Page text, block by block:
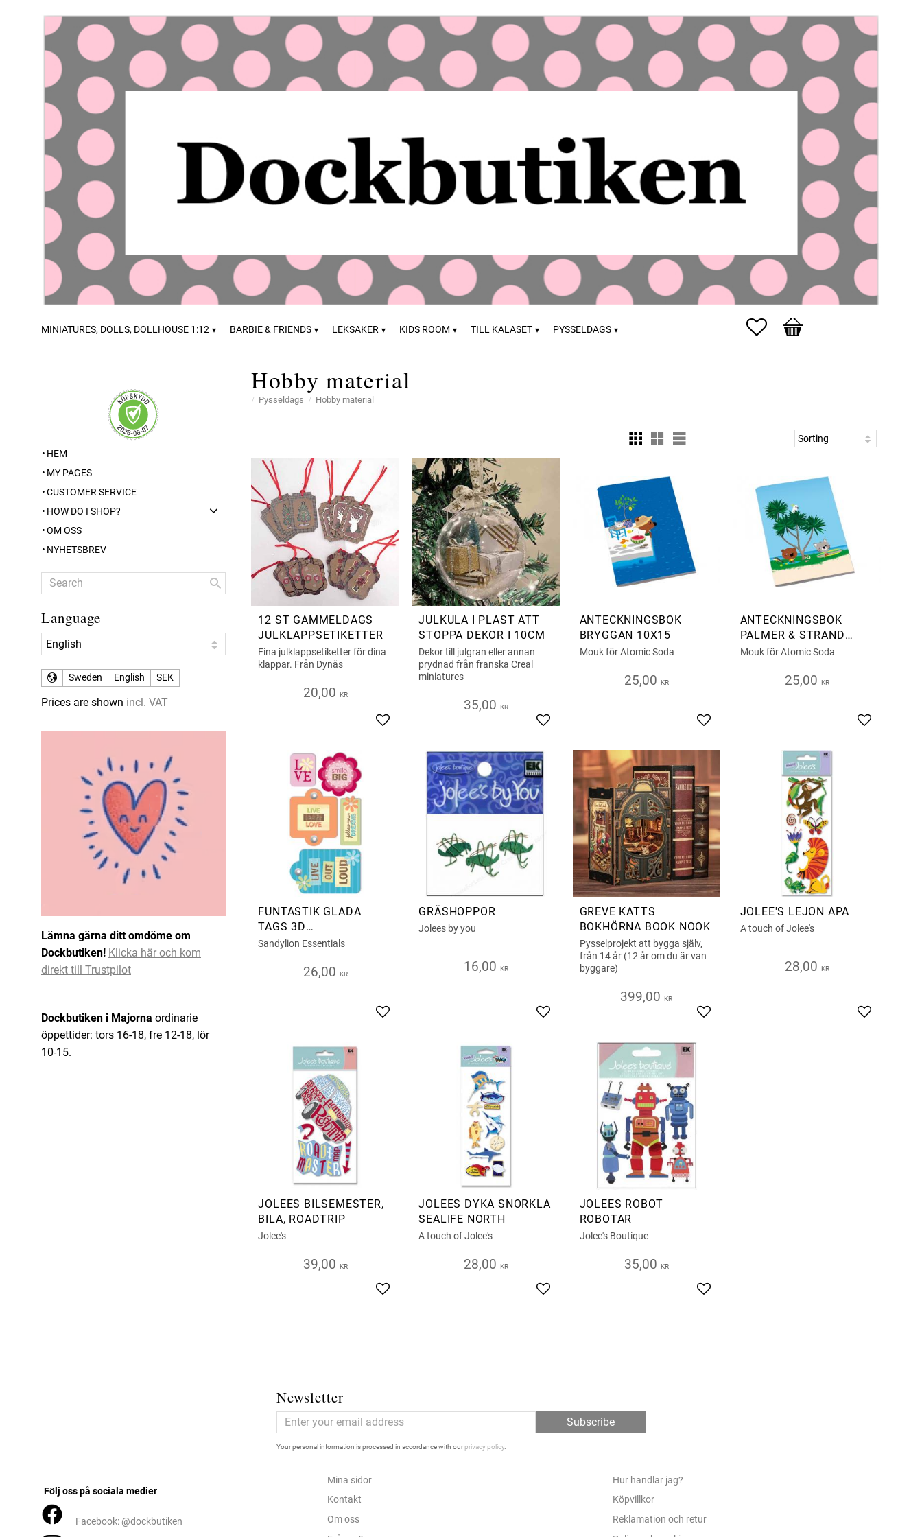
MINIATURES, DOLLS, DOLLHOUSE 1:12 BARBIE & FRIENDS LEKSAKER KIDS ROOM TILL KALASET PYSSELDAGS Favorites
Basket
Hobby material
Pysseldags Hobby material
12 ST GAMMELDAGS
JULKLAPPSETIKETTER
Fina julklappsetiketter för dina
klappar. Från Dynäs
20,00 KR
Add to favorites
JULKULA I PLAST ATT
STOPPA DEKOR I 10CM
Dekor till julgran eller annan
prydnad från franska Creal
miniatures
35,00 KR
Add to favorites
ANTECKNINGSBOK
BRYGGAN 10X15
Mouk för Atomic Soda
25,00 KR
Add to favorites
ANTECKNINGSBOK
PALMER & STRAND
10X15
Mouk för Atomic Soda
25,00 KR
Add to
FUNTASTIK GLADA
TAGS 3D
DEKORATIONER
Sandylion Essentials
26,00 KR
Add to favorites
GRÄSHOPPOR
Jolees by you
16,00 KR
Add to favorites
GREVE KATTS
BOKHÖRNA BOOK NOOK
Pysselprojekt att bygga själv,
från 14 år (12 år om du är van
byggare)
399,00 KR
Add to favorites
JOLEE'S LEJON APA
A touch of Jolee's
28,00 KR
Add to
JOLEES BILSEMESTER,
BILA, ROADTRIP
Jolee's
39,00 KR
Add to favorites
JOLEES DYKA SNORKLA
SEALIFE NORTH
A touch of Jolee's
28,00 KR
Add to favorites
JOLEES ROBOT
ROBOTAR
Jolee's Boutique
35,00 KR
Add to favorites
HEM
MY PAGES
CUSTOMER SERVICE
HOW DO I SHOP?
OM OSS
NYHETSBREV
Language
Sweden English SEK
Prices are shown incl. VAT
Lämna gärna ditt omdöme om
Dockbutiken! Klicka här och kom
direkt till Trustpilot
Dockbutiken i Majorna ordinarie
öppettider: tors 16-18, fre 12-18, lör
10-15.
Newsletter
Subscribe
Your personal information is processed in accordance with ourprivacy policy.
Följ oss på sociala medier
Facebook: @dockbutiken
Mina sidor
Kontakt
Om oss
Hur handlar jag?
Köpvillkor
Reklamation och retur